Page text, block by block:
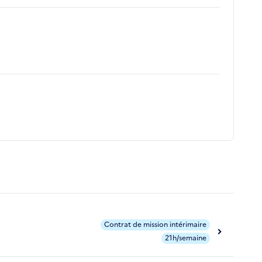
Contrat de mission intérimaire
21h/semaine